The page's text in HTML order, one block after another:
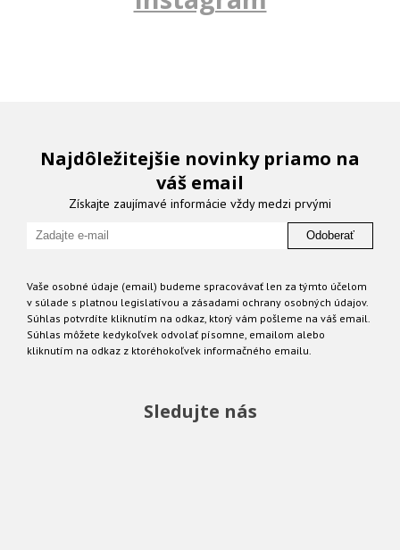
Najdôležitejšie novinky priamo na
váš email
Získajte zaujímavé informácie vždy medzi prvými
Odoberať
Vaše osobné údaje (email) budeme spracovávať len za týmto účelom
v súlade s platnou legislatívou a zásadami ochrany osobných údajov.
Súhlas potvrdíte kliknutím na odkaz, ktorý vám pošleme na váš email.
Súhlas môžete kedykoľvek odvolať písomne, emailom alebo
kliknutím na odkaz z ktoréhokoľvek informačného emailu.
Sledujte nás